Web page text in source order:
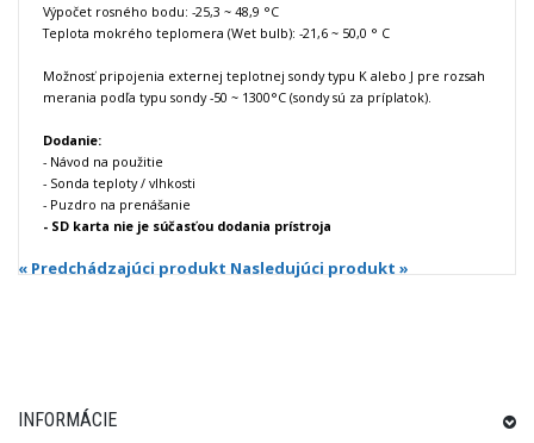
Výpočet rosného bodu: -25,3 ~ 48,9 °C
Teplota mokrého teplomera (Wet bulb): -21,6 ~ 50,0 ° C
Možnosť pripojenia externej teplotnej sondy typu K alebo J pre rozsah
merania podľa typu sondy -50 ~ 1300°C (sondy sú za príplatok).
Dodanie:
- Návod na použitie
- Sonda teploty / vlhkosti
- Puzdro na prenášanie
- SD karta nie je súčasťou dodania prístroja
« Predchádzajúci produkt Nasledujúci produkt »
INFORMÁCIE